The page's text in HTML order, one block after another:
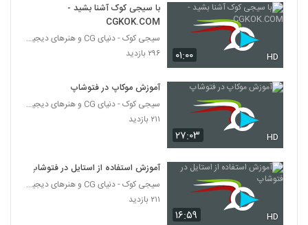
۰۱:۰۰ HD
با سیجی کوک آشنا بشید -
CGKOK.COM
سیجی کوک - دنیای CG و هنرهای دیجیتال
۲۹۶ بازدید
۲۷:۰۳ HD
آموزش موکاپ در فتوشاپ
سیجی کوک - دنیای CG و هنرهای دیجیتال
۲۱۱ بازدید
۱۶:۵۹ HD
آموزش استفاده از استایل در فتوشاپ
سیجی کوک - دنیای CG و هنرهای دیجیتال
۲۱۱ بازدید